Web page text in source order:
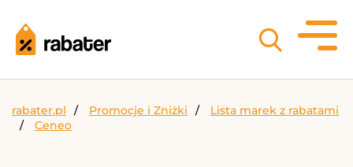
rabater.pl Promocje i Zniżki
Lista marek z rabatami
Ceneo